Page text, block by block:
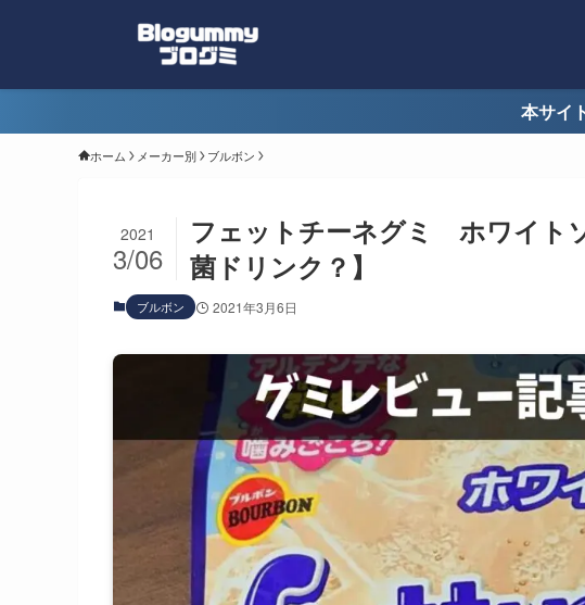
本サイ
ホーム メーカー別 ブルボン
フェットチーネグミ ホワイト
菌ドリンク？】
2021
3/06
ブルボン 2021年3月6日